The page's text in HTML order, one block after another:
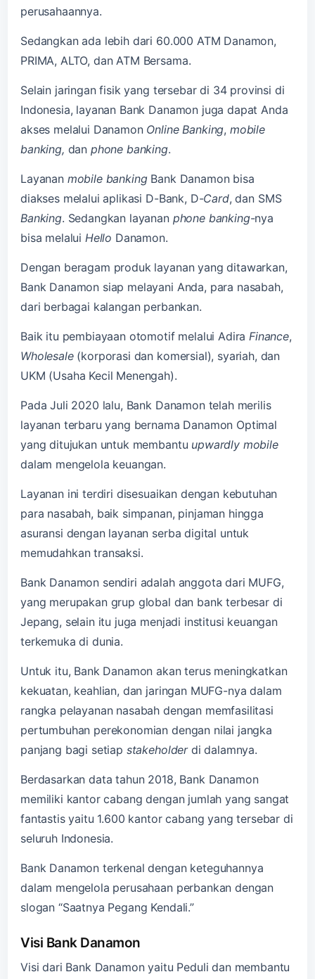
perusahaannya.
Sedangkan ada lebih dari 60.000 ATM Danamon,
PRIMA, ALTO, dan ATM Bersama.
Selain jaringan fisik yang tersebar di 34 provinsi di
Indonesia, layanan Bank Danamon juga dapat Anda
akses melalui Danamon Online Banking, mobile
banking, dan phone banking.
Layanan mobile bankingBank Danamon bisa
diakses melalui aplikasi D-Bank, D-Card, dan SMS
Banking. Sedangkan layanan phone banking-nya
bisa melalui Hello Danamon.
Dengan beragam produk layanan yang ditawarkan,
Bank Danamon siap melayani Anda, para nasabah,
dari berbagai kalangan perbankan.
Baik itu pembiayaan otomotif melalui Adira Finance,
Wholesale(korporasi dan komersial), syariah, dan
UKM (Usaha Kecil Menengah).
Pada Juli 2020 lalu, Bank Danamon telah merilis
layanan terbaru yang bernama Danamon Optimal
yang ditujukan untuk membantu upwardly mobile
dalam mengelola keuangan.
Layanan ini terdiri disesuaikan dengan kebutuhan
para nasabah, baik simpanan, pinjaman hingga
asuransi dengan layanan serba digital untuk
memudahkan transaksi.
Bank Danamon sendiri adalah anggota dari MUFG,
yang merupakan grup global dan bank terbesar di
Jepang, selain itu juga menjadi institusi keuangan
terkemuka di dunia.
Untuk itu, Bank Danamon akan terus meningkatkan
kekuatan, keahlian, dan jaringan MUFG-nya dalam
rangka pelayanan nasabah dengan memfasilitasi
pertumbuhan perekonomian dengan nilai jangka
panjang bagi setiap stakeholderdi dalamnya.
Berdasarkan data tahun 2018, Bank Danamon
memiliki kantor cabang dengan jumlah yang sangat
fantastis yaitu 1.600 kantor cabang yang tersebar di
seluruh Indonesia.
Bank Danamon terkenal dengan keteguhannya
dalam mengelola perusahaan perbankan dengan
slogan “Saatnya Pegang Kendali.”
Visi Bank Danamon
Visi dari Bank Danamon yaitu Peduli dan membantu